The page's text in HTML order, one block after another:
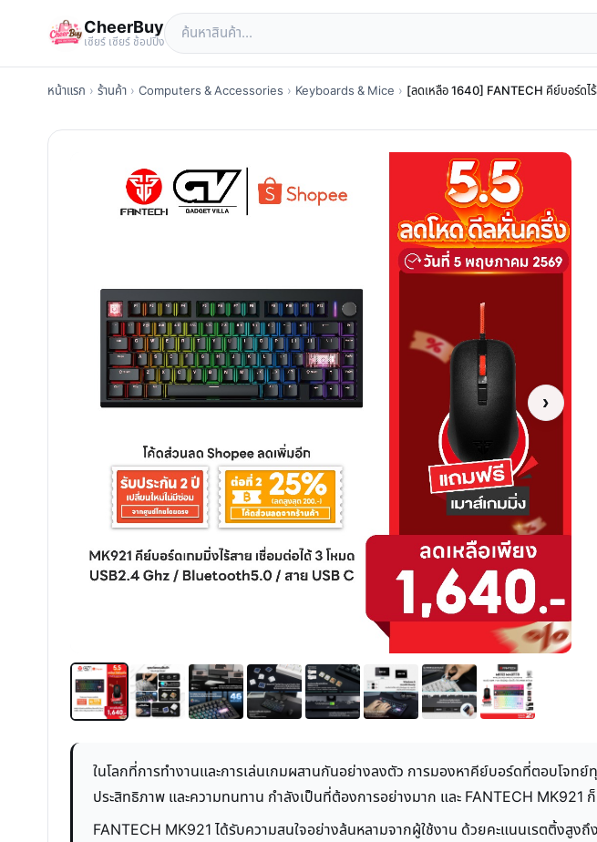
CheerBuy
เซียร์ เซียร์ ช้อปปิ้ง
หน้าแรก › ร้านค้า › Computers & Accessories › Keyboards & Mice › [ลดเหลือ 1640] FANTECH คีย์บอร์ดไ
›
ในโลกที่การทำงานและการเล่นเกมผสานกันอย่างลงตัว การมองหาคีย์บอร์ดที่ตอบโจ
ประสิทธิภาพ และความทนทาน กำลังเป็นที่ต้องการอย่างมาก และ FANTECH MK921
FANTECH MK921 ได้รับความสนใจอย่างล้นหลามจากผู้ใช้งาน ด้วยคะแนนเรตติ้ง